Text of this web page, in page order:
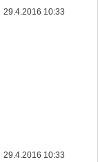
29.4.2016 10:33
29.4.2016 10:33